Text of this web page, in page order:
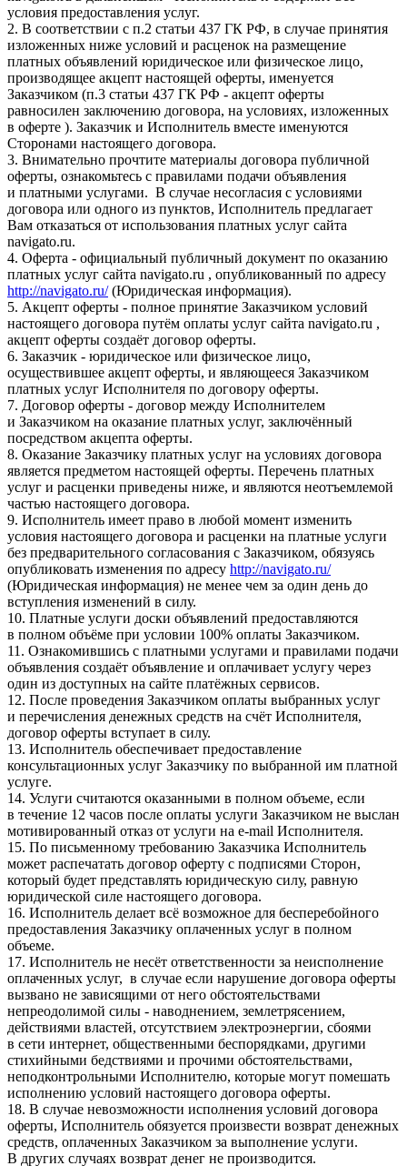
условия предоставления услуг.
2. В соответствии с п.2 статьи 437 ГК РФ, в случае принятия
изложенных ниже условий и расценок на размещение
платных объявлений юридическое или физическое лицо,
производящее акцепт настоящей оферты, именуется
Заказчиком (п.3 статьи 437 ГК РФ - акцепт оферты
равносилен заключению договора, на условиях, изложенных
в оферте ). Заказчик и Исполнитель вместе именуются
Сторонами настоящего договора.
3. Внимательно прочтите материалы договора публичной
оферты, ознакомьтесь с правилами подачи объявления
и платными услугами. В случае несогласия с условиями
договора или одного из пунктов, Исполнитель предлагает
Вам отказаться от использования платных услуг сайта
navigato.ru.
4. Оферта - официальный публичный документ по оказанию
платных услуг сайта navigato.ru , опубликованный по адресу
http://navigato.ru/(Юридическая информация).
5. Акцепт оферты - полное принятие Заказчиком условий
настоящего договора путём оплаты услуг сайта navigato.ru ,
акцепт оферты создаёт договор оферты.
6. Заказчик - юридическое или физическое лицо,
осуществившее акцепт оферты, и являющееся Заказчиком
платных услуг Исполнителя по договору оферты.
7. Договор оферты - договор между Исполнителем
и Заказчиком на оказание платных услуг, заключённый
посредством акцепта оферты.
8. Оказание Заказчику платных услуг на условиях договора
является предметом настоящей оферты. Перечень платных
услуг и расценки приведены ниже, и являются неотъемлемой
частью настоящего договора.
9. Исполнитель имеет право в любой момент изменить
условия настоящего договора и расценки на платные услуги
без предварительного согласования с Заказчиком, обязуясь
опубликовать изменения по адресу http://navigato.ru/
(Юридическая информация) не менее чем за один день до
вступления изменений в силу.
10. Платные услуги доски объявлений предоставляются
в полном объёме при условии 100% оплаты Заказчиком.
11. Ознакомившись с платными услугами и правилами подачи
объявления создаёт объявление и оплачивает услугу через
один из доступных на сайте платёжных сервисов.
12. После проведения Заказчиком оплаты выбранных услуг
и перечисления денежных средств на счёт Исполнителя,
договор оферты вступает в силу.
13. Исполнитель обеспечивает предоставление
консультационных услуг Заказчику по выбранной им платной
услуге.
14. Услуги считаются оказанными в полном объеме, если
в течение 12 часов после оплаты услуги Заказчиком не выслан
мотивированный отказ от услуги на e-mail Исполнителя.
15. По письменному требованию Заказчика Исполнитель
может распечатать договор оферту с подписями Сторон,
который будет представлять юридическую силу, равную
юридической силе настоящего договора.
16. Исполнитель делает всё возможное для бесперебойного
предоставления Заказчику оплаченных услуг в полном
объеме.
17. Исполнитель не несёт ответственности за неисполнение
оплаченных услуг, в случае если нарушение договора оферты
вызвано не зависящими от него обстоятельствами
непреодолимой силы - наводнением, землетрясением,
действиями властей, отсутствием электроэнергии, сбоями
в сети интернет, общественными беспорядками, другими
стихийными бедствиями и прочими обстоятельствами,
неподконтрольными Исполнителю, которые могут помешать
исполнению условий настоящего договора оферты.
18. В случае невозможности исполнения условий договора
оферты, Исполнитель обязуется произвести возврат денежных
средств, оплаченных Заказчиком за выполнение услуги.
В других случаях возврат денег не производится.